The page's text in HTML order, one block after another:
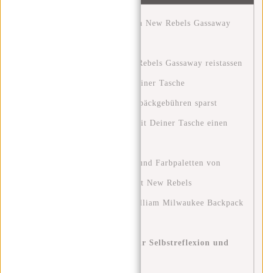
Entdecke das Abenteuer mit den New Rebels Gassaway
Ontdek het avontuur met New Rebels Gassaway reistassen
Clever reisen: Wie du mit nur einer Tasche
Wochenendtrips machst und Gepäckgebühren sparst
Eine Grüne Zukunft: Wie Du mit Deiner Tasche einen
Entdecken Sie die Modetrends und Farbpaletten von
2024: Ein Leitfaden für Stil mit New Rebels
Stylish and Functional: The William Milwaukee Backpack
Blue Monday: Eine Chance zur Selbstreflexion und